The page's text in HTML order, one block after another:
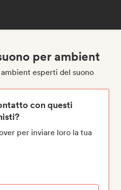
per ambient
esperti del suono
con questi
per inviare loro la tua